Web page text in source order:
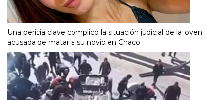
Una pericia clave complicó la situación judicial de la joven
acusada de matar a su novio en Chaco